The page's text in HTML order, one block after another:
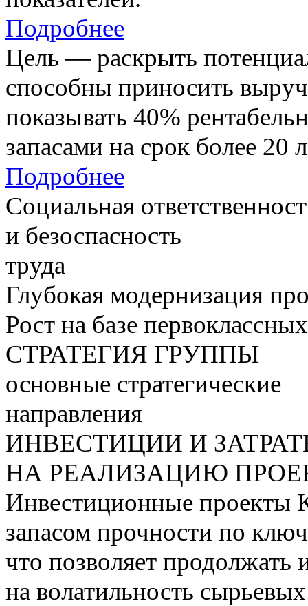
Подробнее
Цель — раскрыть
способны приносить
показывать 40%
запасами на срок более 20
Подробнее
Социальная
и безоспасность
труда
Глубокая модернизация
Рост на базе
СТРАТЕГИЯ ГРУППЫ
основные стратегические
направления
ИНВЕСТИЦИИ И
НА РЕАЛИЗАЦИЮ
Инвестиционные проекты
запасом прочности по
что позволяет продолжать
на волатильность